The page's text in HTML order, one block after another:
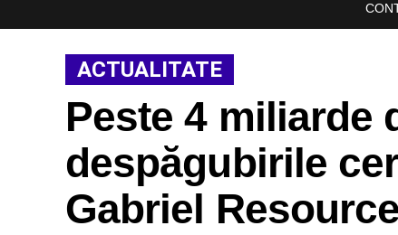
ACTUALITATE
Peste 4 miliarde
despăgubirile
Gabriel